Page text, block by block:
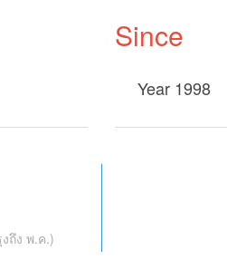
Since
Year 1998
ถึง พ.ค.)